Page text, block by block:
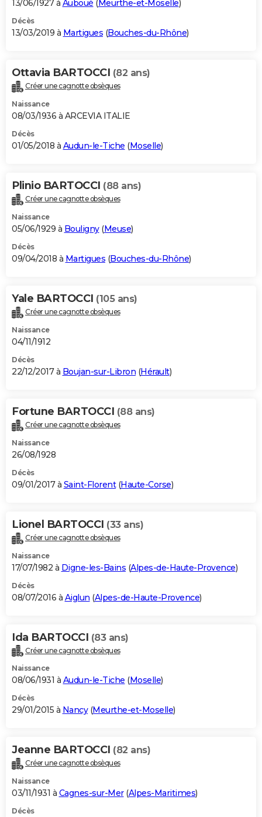
13/06/1927 à Auboué ( Meurthe-et-Moselle)
Décès
13/03/2019 à Martigues (Bouches-du-Rhône)
Ottavia BARTOCCI (82 ans)
Créer une cagnotte obsèques
Naissance
08/03/1936 à ARCEVIA ITALIE
Décès
01/05/2018 à Audun-le-Tiche (Moselle)
Plinio BARTOCCI (88 ans)
Créer une cagnotte obsèques
Naissance
05/06/1929 à Bouligny(Meuse)
Décès
09/04/2018 à Martigues (Bouches-du-Rhône)
Yale BARTOCCI (105 ans)
Créer une cagnotte obsèques
Naissance
04/11/1912
Décès
22/12/2017 à Boujan-sur-Libron (Hérault)
Fortune BARTOCCI (88 ans)
Créer une cagnotte obsèques
Naissance
26/08/1928
Décès
09/01/2017 à Saint-Florent(Haute-Corse)
Lionel BARTOCCI (33 ans)
Créer une cagnotte obsèques
Naissance
17/07/1982 à Digne-les-Bains (Alpes-de-Haute-Provence)
Décès
08/07/2016 à Aiglun (Alpes-de-Haute-Provence)
Ida BARTOCCI (83 ans)
Créer une cagnotte obsèques
Naissance
08/06/1931 à Audun-le-Tiche (Moselle)
Décès
29/01/2015 à Nancy(Meurthe-et-Moselle)
Jeanne BARTOCCI (82 ans)
Créer une cagnotte obsèques
Naissance
03/11/1931 à Cagnes-sur-Mer(Alpes-Maritimes)
Décès